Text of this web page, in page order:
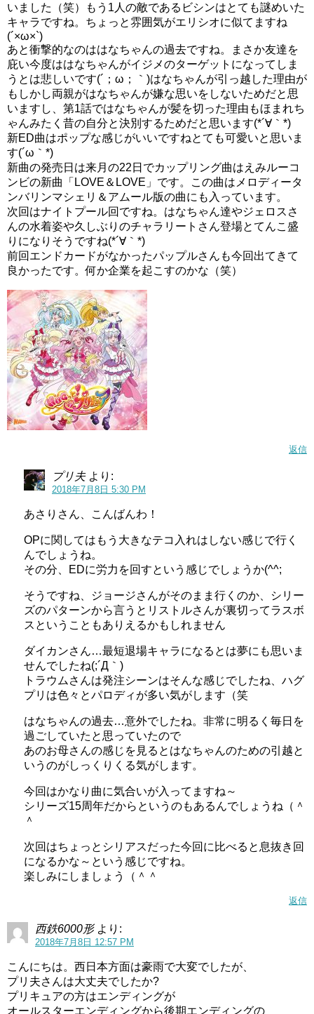
雨宿りをしているとジョージさんと遭遇。
夢について話すはなちゃんにジョージさんにも夢があるよ
うで
「みんな心穏やかに微笑みを絶やさない、花が咲き乱れる
美しい国」
うーん、素敵な夢ですね～とこの時は思っていたんですが(;
´Д｀)
いました（笑）もう1人の敵であるビシンはとても謎めいた
キャラですね。ちょっと雰囲気がエリシオに似てますね
(´×ω×`)
あと衝撃的なのははなちゃんの過去ですね。まさか友達を
庇い今度ははなちゃんがイジメのターゲットになってしま
うとは悲しいです(´；ω；｀)はなちゃんが引っ越した理由が
もしかし両親がはなちゃんが嫌な思いをしないためだと思
いますし、第1話ではなちゃんが髪を切った理由もほまれち
ゃんみたく昔の自分と決別するためだと思います(*´∀｀*)
新ED曲はポップな感じがいいですねとても可愛いと思いま
す(´ω｀*)
新曲の発売日は来月の22日でカップリング曲はえみルーコ
ンビの新曲「LOVE＆LOVE」です。この曲はメロディータ
ンバリンマシェリ＆アムール版の曲にも入っています。
次回はナイトプール回ですね。はなちゃん達やジェロスさ
んの水着姿や久しぶりのチャラリートさん登場とてんこ盛
りになりそうですね(*´∀｀*)
前回エンドカードがなかったパップルさんも今回出てきて
良かったです。何か企業を起こすのかな（笑）
返信
プリ夫 より:
2018年7月8日 5:30 PM
あさりさん、こんばんわ！
OPに関してはもう大きなテコ入れはしない感じで行く
んでしょうね。
その分、EDに労力を回すという感じでしょうか(^^;
そうですね、ジョージさんがそのまま行くのか、シリー
ズのパターンから言うとリストルさんが裏切ってラスボ
スということもありえるかもしれません
ダイカンさん…最短退場キャラになるとは夢にも思いま
せんでしたね(;´Д｀)
トラウムさんは発注シーンはそんな感じでしたね、ハグ
プリは色々とパロディが多い気がします（笑
はなちゃんの過去…意外でしたね。非常に明るく毎日を
過ごしていたと思っていたので
あのお母さんの感じを見るとはなちゃんのための引越と
いうのがしっくりくる気がします。
今回はかなり曲に気合いが入ってますね～
シリーズ15周年だからというのもあるんでしょうね（＾
＾
次回はちょっとシリアスだった今回に比べると息抜き回
になるかな～という感じですね。
楽しみにしましょう（＾＾
返信
西鉄6000形 より:
2018年7月8日 12:57 PM
こんにちは。西日本方面は豪雨で大変でしたが、
プリ夫さんは大丈夫でしたか?
プリキュアの方はエンディングが
オールスターエンディングから後期エンディングの